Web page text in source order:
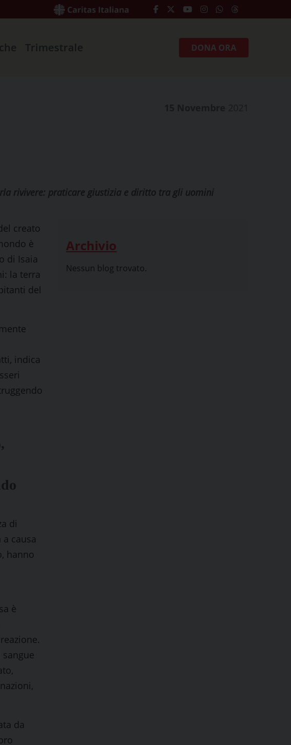
Trimestrale DONA ORA
rivivere: praticare giustizia e diritto tra gli uomini
creato
è
di Isaia
la terra
del
indica
di
causa
hanno
è
da
Archivio
Nessun blog trovato.